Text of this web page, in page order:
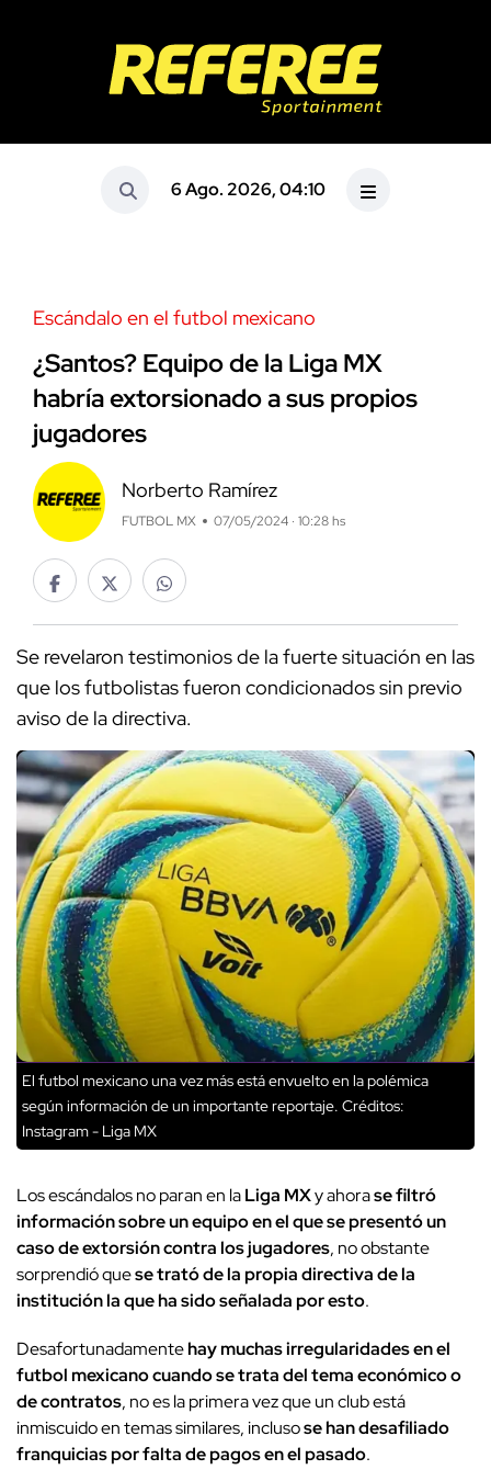
6 Ago. 2026, 04:10
Escándalo en el futbol mexicano
¿Santos? Equipo de la Liga MX
habría extorsionado a sus propios
jugadores
Norberto Ramírez
FUTBOL MX 07/05/2024 · 10:28 hs
Se revelaron testimonios de la fuerte situación en las
que los futbolistas fueron condicionados sin previo
aviso de la directiva.
El futbol mexicano una vez más está envuelto en la polémica
según información de un importante reportaje. Créditos:
Instagram - Liga MX
Los escándalos no paran en laLiga MXy ahorase filtró
información sobre un equipo en el que se presentó un
caso de extorsión contra los jugadores, no obstante
sorprendió quese trató de la propia directiva de la
institución la que ha sido señalada por esto.
Desafortunadamentehay muchas irregularidades en el
futbol mexicano cuando se trata del tema económico o
de contratos, no es la primera vez que un club está
inmiscuido en temas similares, inclusose han desafiliado
franquicias por falta de pagos en el pasado.